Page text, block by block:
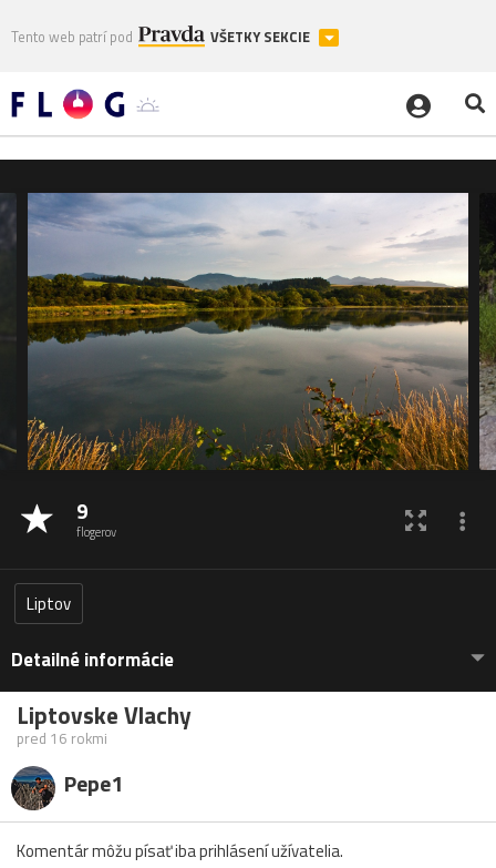
Tento web patrí pod VŠETKY SEKCIE
9
flogerov
Liptov
Detailné informácie
Liptovske Vlachy
pred 16 rokmi
Pepe1
Komentár môžu písať iba prihlásení užívatelia.